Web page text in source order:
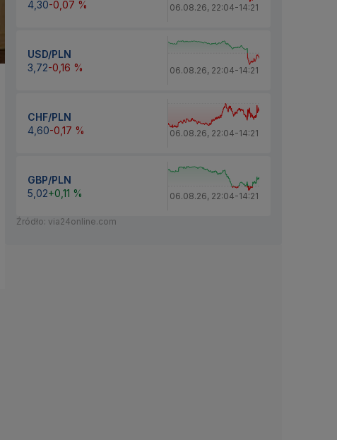
4,30-0,07 % 06.08.26, 22:04-14:21
USD/PLN
3,72-0,16 % 06.08.26, 22:04-14:21
CHF/PLN
4,60-0,17 % 06.08.26, 22:04-14:21
GBP/PLN
5,02+0,11 % 06.08.26, 22:04-14:21
Źródło: via24online.com